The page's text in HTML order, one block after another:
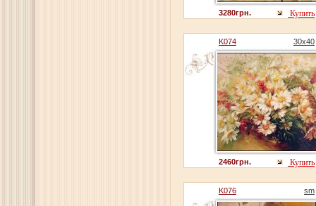
3280грн. Купить
K074 30x40
2460грн. Купить
K076 sm